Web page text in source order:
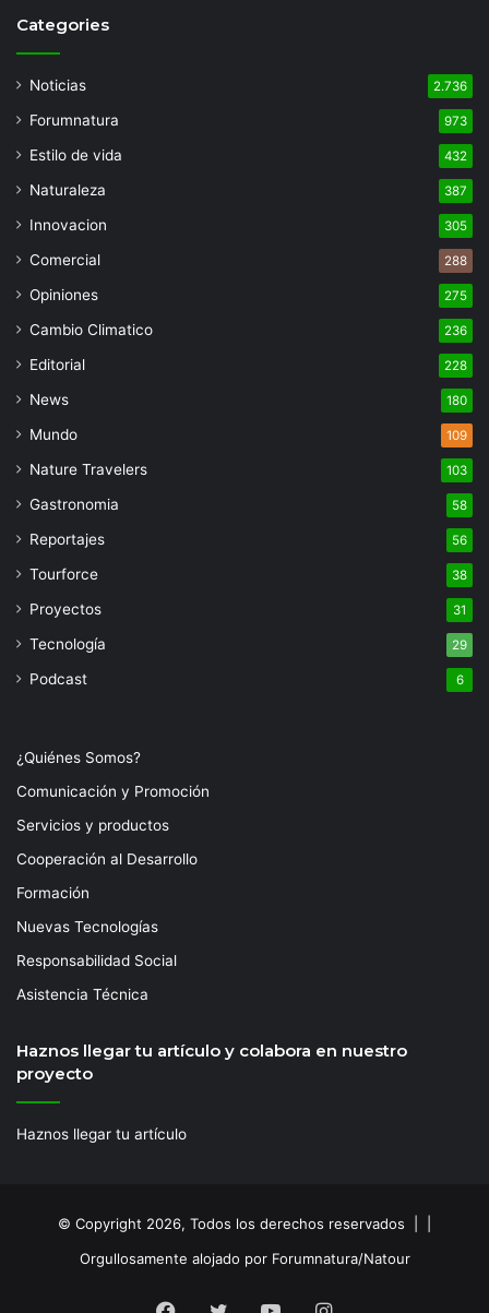
Categories
Noticias 2.736
Forumnatura 973
Estilo de vida 432
Naturaleza 387
Innovacion 305
Comercial 288
Opiniones 275
Cambio Climatico 236
Editorial 228
News 180
Mundo 109
Nature Travelers 103
Gastronomia 58
Reportajes 56
Tourforce 38
Proyectos 31
Tecnología 29
Podcast 6
¿Quiénes Somos?
Comunicación y Promoción
Servicios y productos
Cooperación al Desarrollo
Formación
Nuevas Tecnologías
Responsabilidad Social
Asistencia Técnica
Haznos llegar tu artículo y colabora en nuestro
proyecto
Haznos llegar tu artículo
© Copyright 2026, Todos los derechos reservados | |
Orgullosamente alojado por Forumnatura/Natour